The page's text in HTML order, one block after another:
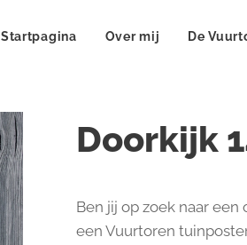
Startpagina Over mij De
Doorkijk
Ben jij op zoek naar
een Vuurtoren